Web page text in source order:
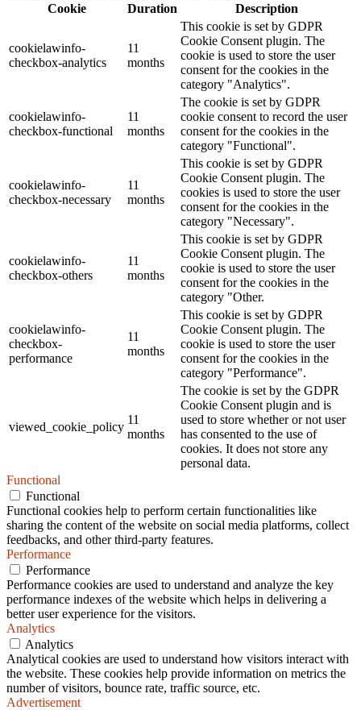
Cookie
Duration Description
cookielawinfo-
checkbox-analytics
11
months
This cookie is set by GDPR
Cookie Consent plugin. The
cookie is used to store the user
consent for the cookies in the
category "Analytics".
cookielawinfo-
checkbox-functional
11
months
The cookie is set by GDPR
cookie consent to record the user
consent for the cookies in the
category "Functional".
cookielawinfo-
checkbox-necessary
11
months
This cookie is set by GDPR
Cookie Consent plugin. The
cookies is used to store the user
consent for the cookies in the
category "Necessary".
cookielawinfo-
checkbox-others
11
months
This cookie is set by GDPR
Cookie Consent plugin. The
cookie is used to store the user
consent for the cookies in the
category "Other.
cookielawinfo-
checkbox-
performance
11
months
This cookie is set by GDPR
Cookie Consent plugin. The
cookie is used to store the user
consent for the cookies in the
category "Performance".
viewed_cookie_policy
11
months
The cookie is set by the GDPR
Cookie Consent plugin and is
used to store whether or not user
has consented to the use of
cookies. It does not store any
personal data.
Functional
Functional
Functional cookies help to perform certain functionalities like
sharing the content of the website on social media platforms, collect
feedbacks, and other third-party features.
Performance
Performance
Performance cookies are used to understand and analyze the key
performance indexes of the website which helps in delivering a
better user experience for the visitors.
Analytics
Analytics
Analytical cookies are used to understand how visitors interact with
the website. These cookies help provide information on metrics the
number of visitors, bounce rate, traffic source, etc.
Advertisement